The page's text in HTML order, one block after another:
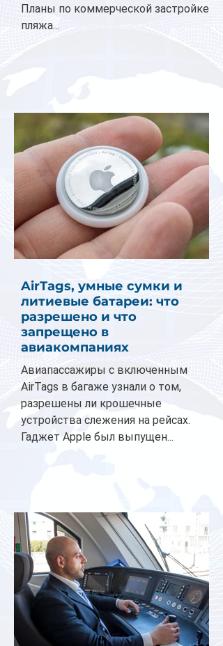
Планы по коммерческой застройке
пляжа...
AirTags, умные сумки и
литиевые батареи: что
разрешено и что
запрещено в
авиакомпаниях
Авиапассажиры с включенным
AirTags в багаже узнали о том,
разрешены ли крошечные
устройства слежения на рейсах.
Гаджет Apple был выпущен...